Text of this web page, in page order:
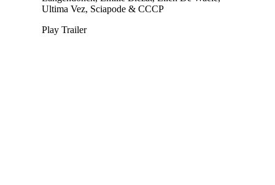
Ultima Vez, Sciapode & CCCP
Play Trailer